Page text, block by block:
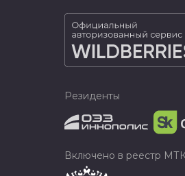
Резиденты
Включено в реестр